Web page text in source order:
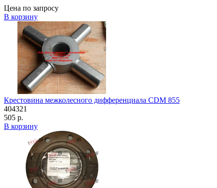
Цена по запросу
В корзину
Крестовина межколесного дифференциала CDM 855
404321
505 р.
В корзину